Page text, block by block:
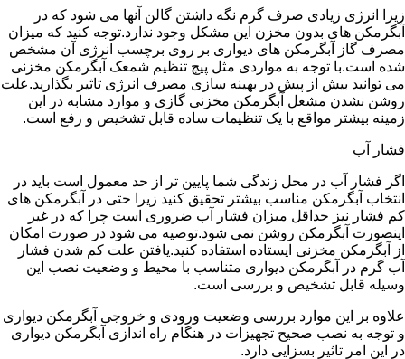
زیرا انرژی زیادی صرف گرم نگه داشتن گالن آنها می شود که در
آبگرمکن های بدون مخزن این مشکل وجود ندارد.توجه کنید که میزان
مصرف گاز آبگرمکن های دیواری بر روی برچسب انرژی آن مشخص
شده است.با توجه به مواردی مثل پیچ تنظیم شمعک آبگرمکن مخزنی
می توانید بیش از پیش در بهینه سازی مصرف انرژی تاثیر بگذارید.علت
روشن نشدن مشعل آبگرمکن مخزنی گازی و موارد مشابه در این
زمینه بیشتر مواقع با یک تنظیمات ساده قابل تشخیص و رفع است.
فشار آب
اگر فشار آب در محل زندگی شما پایین تر از حد معمول است باید در
انتخاب آبگرمکن مناسب بیشتر تحقیق کنید زیرا حتی در آبگرمکن های
کم فشار نیز حداقل میزان فشار آب ضروری است چرا که در غیر
اینصورت آبگرمکن روشن نمی شود.توصیه می شود در صورت امکان
از آبگرمکن مخزنی ایستاده استفاده کنید.یافتن علت کم شدن فشار
آب گرم در آبگرمکن دیواری متناسب با محیط و وضعیت نصب این
وسیله قابل تشخیص و بررسی است.
علاوه بر این موارد بررسی وضعیت ورودی و خروجی آبگرمکن دیواری
و توجه به نصب صحیح تجهیزات در هنگام راه اندازی آبگرمکن دیواری
در این امر تاثیر بسزایی دارد.